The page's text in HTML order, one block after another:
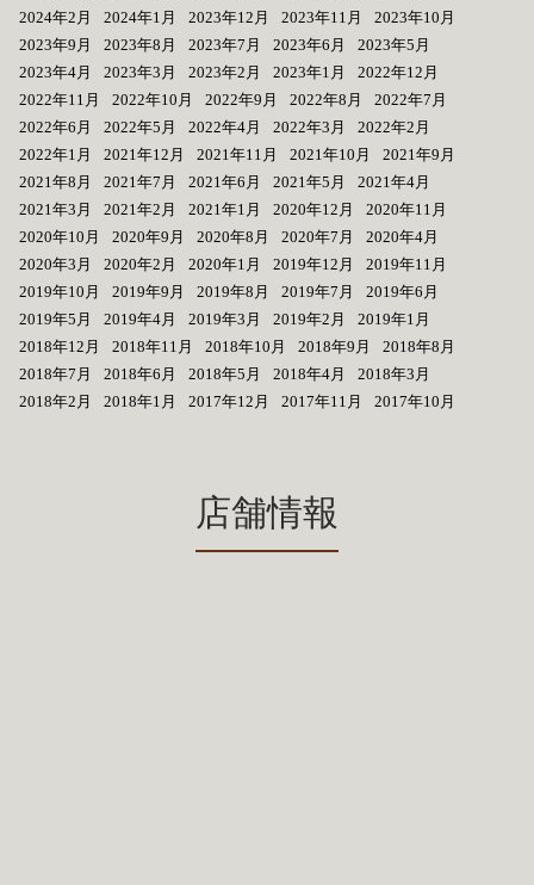
2024年2月
2024年1月 2023年12月 2023年11月
2023年10月
2023年9月
2023年8月 2023年7月 2023年6月
2023年5月
2023年4月
2023年3月 2023年2月 2023年1月
2022年12月
2022年11月
2022年10月 2022年9月 2022年8月
2022年7月
2022年6月
2022年5月 2022年4月 2022年3月
2022年2月
2022年1月
2021年12月 2021年11月 2021年10月
2021年9月
2021年8月
2021年7月 2021年6月 2021年5月
2021年4月
2021年3月
2021年2月 2021年1月 2020年12月
2020年11月
2020年10月
2020年9月 2020年8月 2020年7月
2020年4月
2020年3月
2020年2月 2020年1月 2019年12月
2019年11月
2019年10月
2019年9月 2019年8月 2019年7月
2019年6月
2019年5月
2019年4月 2019年3月 2019年2月
2019年1月
2018年12月
2018年11月 2018年10月 2018年9月
2018年8月
2018年7月
2018年6月 2018年5月 2018年4月
2018年3月
2018年2月
2018年1月 2017年12月 2017年11月 2017年10月
店舗情報